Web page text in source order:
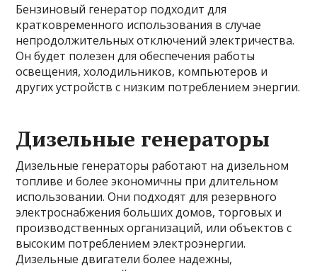
Бензиновый генератор подходит для
кратковременного использования в случае
непродолжительных отключений электричества.
Он будет полезен для обеспечения работы
освещения, холодильников, компьютеров и
других устройств с низким потреблением энергии.
Дизельные генераторы
Дизельные генераторы работают на дизельном
топливе и более экономичны при длительном
использовании. Они подходят для резервного
электроснабжения больших домов, торговых и
производственных организаций, или объектов с
высоким потреблением электроэнергии.
Дизельные двигатели более надежны,